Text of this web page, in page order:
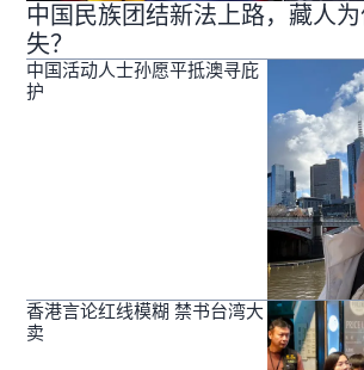
中国民族团结新法上路，藏人
失？
中国活动人士孙愿平抵澳寻庇
护
香港言论红线模糊 禁书台湾大
卖